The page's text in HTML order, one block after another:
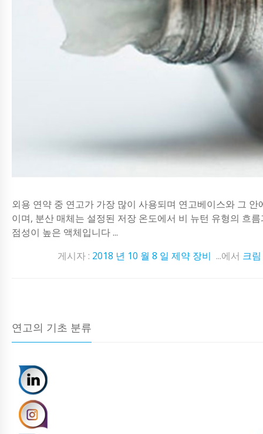
외용 연약 중 연고가 가장 많이 사용되며 연고베이스와 그
이며, 분산 매체는 설정된 저장 온도에서 비 뉴턴 유형의 흐
점성이 높은 액체입니다 ...
게시자 : 2018 년 10 월 8 일 제약 장비 ...에서 크
연고의 기초 분류